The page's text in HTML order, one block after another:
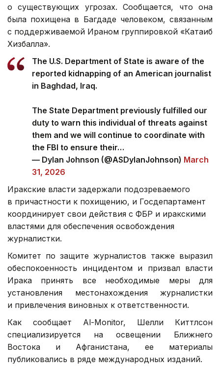
о существующих угрозах. Сообщается, что она
была похищена в Багдаде человеком, связанным
с поддерживаемой Ираном группировкой «Катаиб
Хизбалла».
The U.S. Department of State is aware of the
reported kidnapping of an American journalist
in Baghdad, Iraq.
The State Department previously fulfilled our
duty to warn this individual of threats against
them and we will continue to coordinate with
the FBI to ensure their…
— Dylan Johnson (@ASDylanJohnson) March
31, 2026
Иракские власти задержали подозреваемого
в причастности к похищению, и Госдепартамент
координирует свои действия с ФБР и иракскими
властями для обеспечения освобождения
журналистки.
Комитет по защите журналистов также выразил
обеспокоенность инцидентом и призвал власти
Ирака принять все необходимые меры для
установления местонахождения журналистки
и привлечения виновных к ответственности.
Как сообщает Al-Monitor, Шелли Киттлсон
специализируется на освещении Ближнего
Востока и Афганистана, ее материалы
публиковались в ряде международных изданий.